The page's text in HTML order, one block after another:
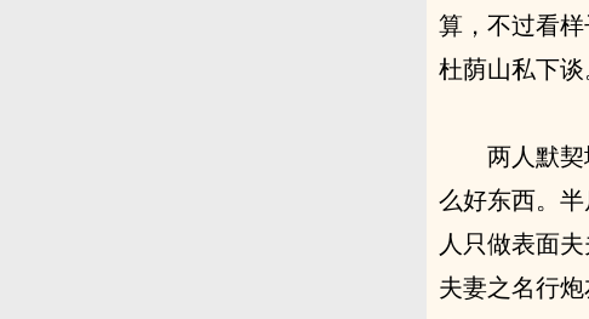
算，不过看
杜荫山私下谈
两人默
么好东西。
人只做表面
夫妻之名行